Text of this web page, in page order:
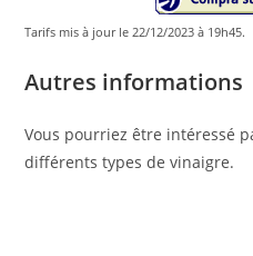
Tarifs mis à jour le 22/12/2023 à 19h45.
Autres informations
Vous pourriez être intéressé
différents types de vinaigre.